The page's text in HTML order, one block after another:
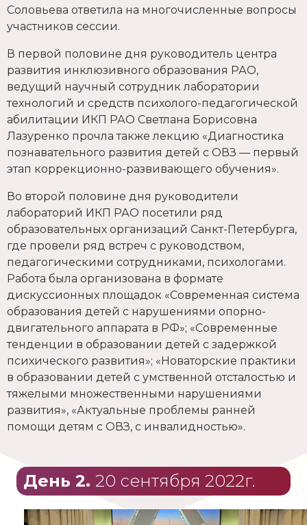
Соловьева ответила на многочисленные вопросы
участников сессии.
В первой половине дня руководитель центра
развития инклюзивного образования РАО,
ведущий научный сотрудник лаборатории
технологий и средств психолого-педагогической
абилитации ИКП РАО Светлана Борисовна
Лазуренко прочла также лекцию «Диагностика
познавательного развития детей с ОВЗ — первый
этап коррекционно-развивающего обучения».
Во второй половине дня руководители
лабораторий ИКП РАО посетили ряд
образовательных организаций Санкт-Петербурга,
где провели ряд встреч с руководством,
педагогическими сотрудниками, психологами.
Работа была организована в формате
дискуссионных площадок «Современная система
образования детей с нарушениями опорно-
двигательного аппарата в РФ»; «Современные
тенденции в образовании детей с задержкой
психического развития»; «Новаторские практики
в образовании детей с умственной отсталостью и
тяжелыми множественными нарушениями
развития», «Актуальные проблемы ранней
помощи детям с ОВЗ, с инвалидностью».
День 2. 20 сентября 2022г.